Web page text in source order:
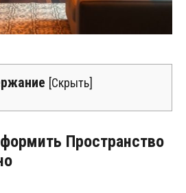
[Скрыть]
Пространство